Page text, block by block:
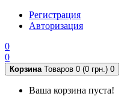
Регистрация
Авторизация
0
0
Корзина Товаров 0 (0 грн.) 0
Ваша корзина пуста!